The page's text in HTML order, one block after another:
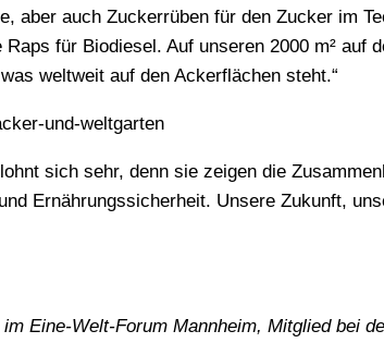
aber auch Zuckerrüben für den Zucker im
für Biodiesel. Auf unseren 2000 m² auf
weltweit auf den Ackerflächen steht.“
und-weltgarten
sich sehr, denn sie zeigen die
Ernährungssicherheit. Unsere Zukunft,
Eine-Welt-Forum Mannheim, Mitglied bei